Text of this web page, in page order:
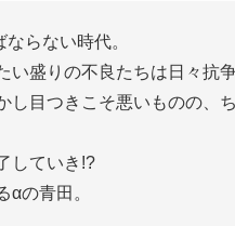
らない時代。
盛りの不良たちは日々抗
し目つきこそ悪いものの、
していき!?
αの青田。